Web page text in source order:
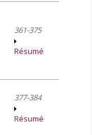
361-375
Résumé
377-384
Résumé